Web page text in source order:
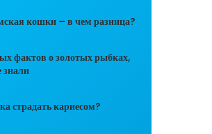
кошки – в чем разница?
фактов о золотых рыбках,
страдать кариесом?